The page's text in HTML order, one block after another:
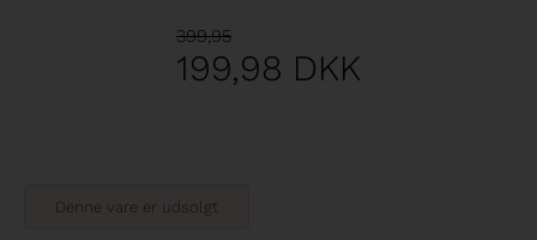
399,95
199,98 DKK
Denne vare er udsolgt